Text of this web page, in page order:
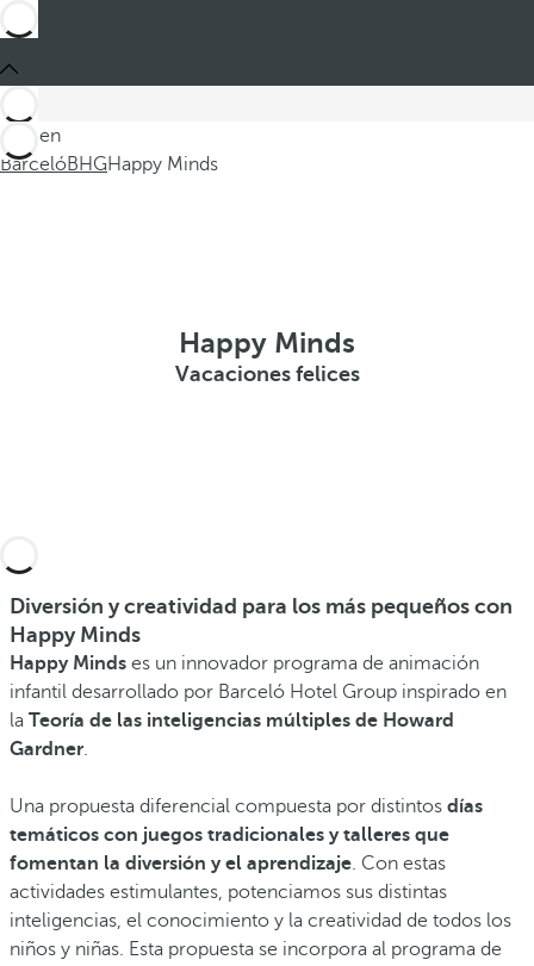
Está en
BarcelóBHGHappy Minds
Happy Minds
Vacaciones felices
Diversión y creatividad para los más pequeños con
Happy Minds
Happy Minds es un innovador programa de animación
infantil desarrollado por Barceló Hotel Group inspirado en
la Teoría de las inteligencias múltiples de Howard
Gardner.
Una propuesta diferencial compuesta por distintos días
temáticos con juegos tradicionales y talleres que
fomentan la diversión y el aprendizaje. Con estas
actividades estimulantes, potenciamos sus distintas
inteligencias, el conocimiento y la creatividad de todos los
niños y niñas. Esta propuesta se incorpora al programa de